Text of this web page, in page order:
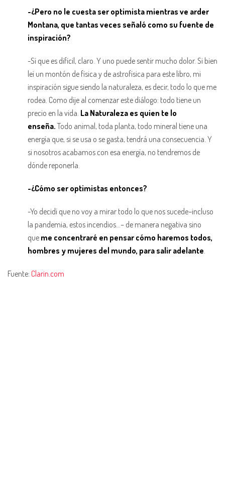
-¿Pero no le cuesta ser optimista mientras ve arder
Montana, que tantas veces señaló como su fuente de
inspiración?
-Sí que es difícil, claro. Y uno puede sentir mucho dolor. Si bien
leí un montón de física y de astrofísica para este libro, mi
inspiración sigue siendo la naturaleza, es decir, todo lo que me
rodea. Como dije al comenzar este diálogo: todo tiene un
precio en la vida. La Naturaleza es quien te lo
enseña. Todo animal, toda planta, todo mineral tiene una
energía que, si se usa o se gasta, tendrá una consecuencia. Y
si nosotros acabamos con esa energía, no tendremos de
dónde reponerla.
-¿Cómo ser optimistas entonces?
-Yo decidí que no voy a mirar todo lo que nos sucede–incluso
la pandemia, estos incendios…– de manera negativa sino
que me concentraré en pensar cómo haremos todos,
hombres y mujeres del mundo, para salir adelante
Fuente: Clarin.com